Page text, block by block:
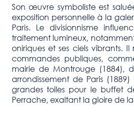
Son œuvre symboliste est
exposition personnelle à la
Paris. Le divisionnisme
traitement lumineux,
oniriques et ses ciels vibrants.
commandes publiques,
mairie de Montrouge (1884),
arrondissement de Paris
grandes toiles pour le buffet
Perrache, exaltant la gloire de